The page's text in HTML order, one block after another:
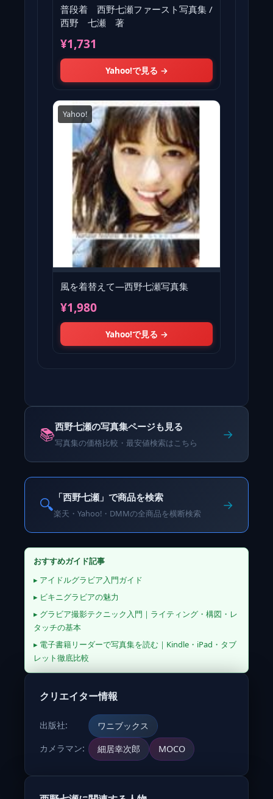
普段着 西野七瀬ファースト写真集 /
西野 七瀬 著
¥1,731
Yahoo!で見る →
Yahoo!
風を着替えて―西野七瀬写真集
¥1,980
Yahoo!で見る →
📚西野七瀬の写真集ページも見る
写真集の価格比較・最安値検索はこちら
→
🔍 「西野七瀬」で商品を検索
楽天・Yahoo!・DMMの全商品を横断検索
→
おすすめガイド記事
▸ アイドルグラビア入門ガイド
▸ ビキニグラビアの魅力
▸ グラビア撮影テクニック入門｜ライティング・構図・レ
タッチの基本
▸ 電子書籍リーダーで写真集を読む｜Kindle・iPad・タブ
レット徹底比較
クリエイター情報
出版社:
ワニブックス
カメラマン:
細居幸次郎 MOCO